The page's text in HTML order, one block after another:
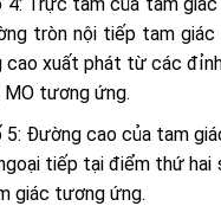
4: Trực tâm của tam
tròn nội tiếp tam
cao xuất phát từ các
MO tương ứng.
5: Đường cao của tam
tiếp tại điểm thứ hai
giác tương ứng.